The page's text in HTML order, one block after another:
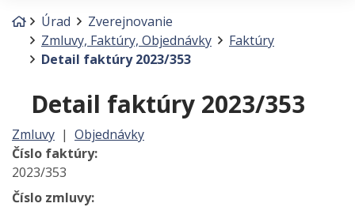
Úvodná stránka
Úrad
Zverejnovanie
Zmluvy, Faktúry, Objednávky
Faktúry
Detail faktúry 2023/353
Detail faktúry 2023/353
Zmluvy | Objednávky
Číslo faktúry:
2023/353
Číslo zmluvy: